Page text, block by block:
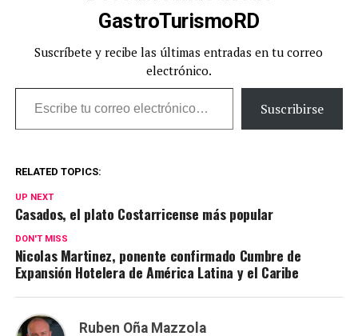
GastroTurismoRD
Suscríbete y recibe las últimas entradas en tu correo
electrónico.
Escribe tu correo electrónico…
Suscribirse
RELATED TOPICS:
UP NEXT
Casados, el plato Costarricense más popular
DON'T MISS
Nicolas Martinez, ponente confirmado Cumbre de
Expansión Hotelera de América Latina y el Caribe
Ruben Oña Mazzola